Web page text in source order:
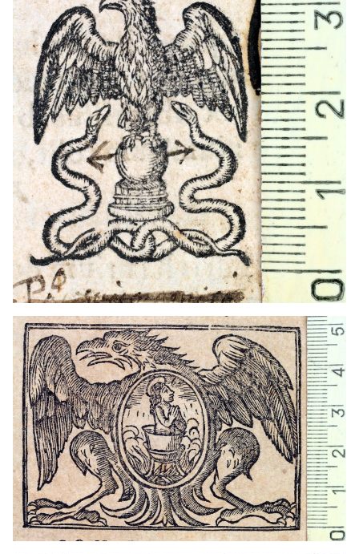
1669 - 1684 Barcelona (Cataluña)
1665? - 1725? Barcelona (Cataluña)